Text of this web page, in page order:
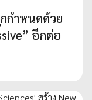
กำหนดด้วย
อีกต่อ